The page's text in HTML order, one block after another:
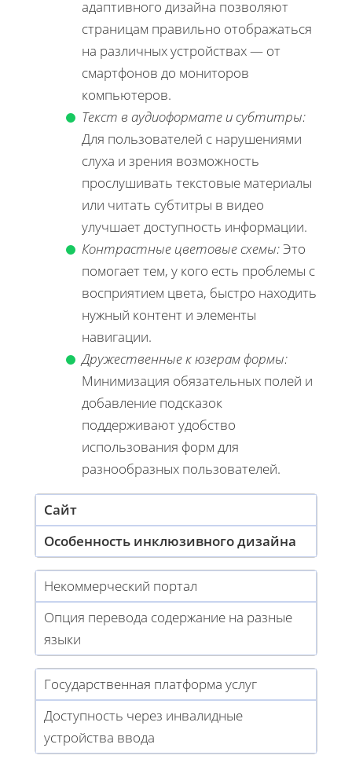
адаптивного дизайна позволяют
страницам правильно отображаться
на различных устройствах — от
смартфонов до мониторов
компьютеров.
Текст в аудиоформате и субтитры:
Для пользователей с нарушениями
слуха и зрения возможность
прослушивать текстовые материалы
или читать субтитры в видео
улучшает доступность информации.
Контрастные цветовые схемы:Это
помогает тем, у кого есть проблемы с
восприятием цвета, быстро находить
нужный контент и элементы
навигации.
Дружественные к юзерам формы:
Минимизация обязательных полей и
добавление подсказок
поддерживают удобство
использования форм для
разнообразных пользователей.
Сайт
Особенность инклюзивного дизайна
Некоммерческий портал
Опция перевода содержание на разные
языки
Государственная платформа услуг
Доступность через инвалидные
устройства ввода